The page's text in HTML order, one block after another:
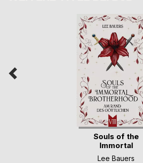
Souls of the
Immortal
Brotherhood VIII
Lee Bauers